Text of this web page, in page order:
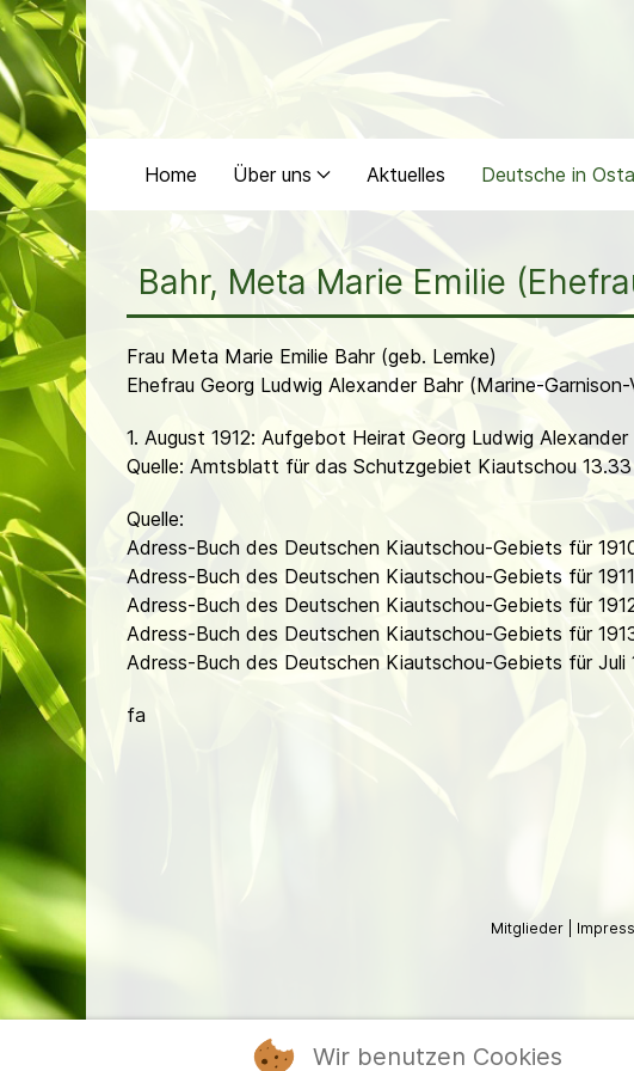
Home Über uns Aktuelles Deutsche in
Bahr, Meta Marie Emilie
Frau Meta Marie Emilie Bahr (geb. Lemke)
Ehefrau Georg Ludwig Alexander Bahr (Marine-
1. August 1912: Aufgebot Heirat Georg Ludwig Alexander
Quelle: Amtsblatt für das Schutzgebiet Kiautschou 13.33
Quelle:
Adress-Buch des Deutschen Kiautschou-Gebiets für
Adress-Buch des Deutschen Kiautschou-Gebiets für
Adress-Buch des Deutschen Kiautschou-Gebiets für
Adress-Buch des Deutschen Kiautschou-Gebiets für
Adress-Buch des Deutschen Kiautschou-Gebiets für Juli
fa
Mitglieder
Wir benutzen Cookies